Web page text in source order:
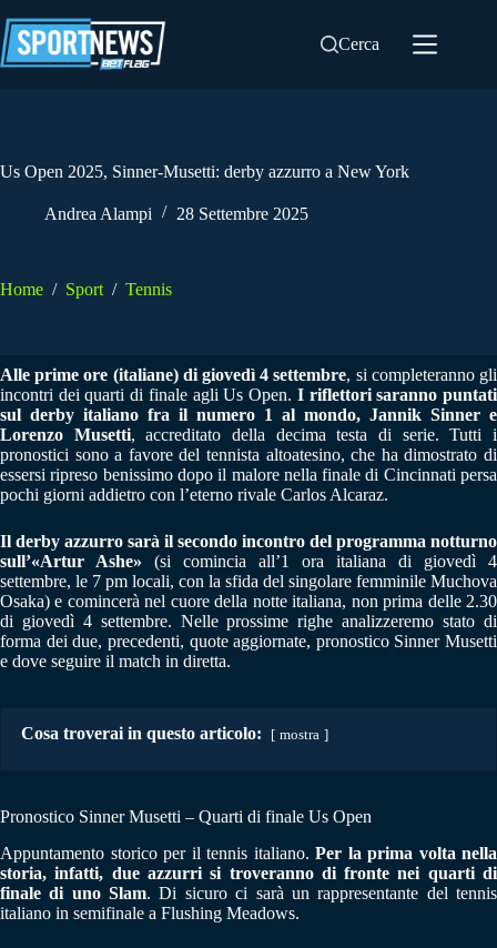
al
contenuto
Cerca
Us Open 2025, Sinner-Musetti: derby azzurro a New York
Andrea Alampi 28 Settembre 2025
Home / Sport / Tennis
Alle prime ore (italiane) di giovedì 4 settembre, si completeranno gli
incontri dei quarti di finale agli Us Open. I riflettori saranno puntati
sul derby italiano fra il numero 1 al mondo, Jannik Sinner e
Lorenzo Musetti, accreditato della decima testa di serie. Tutti i
pronostici sono a favore del tennista altoatesino, che ha dimostrato di
essersi ripreso benissimo dopo il malore nella finale di Cincinnati persa
pochi giorni addietro con l’eterno rivale Carlos Alcaraz.
Il derby azzurro sarà il secondo incontro del programma notturno
sull’«Artur Ashe» (si comincia all’1 ora italiana di giovedì 4
settembre, le 7 pm locali, con la sfida del singolare femminile Muchova
Osaka) e comincerà nel cuore della notte italiana, non prima delle 2.30
di giovedì 4 settembre. Nelle prossime righe analizzeremo stato di
forma dei due, precedenti, quote aggiornate, pronostico Sinner Musetti
e dove seguire il match in diretta.
Cosa troverai in questo articolo: mostra
Pronostico Sinner Musetti – Quarti di finale Us Open
Appuntamento storico per il tennis italiano. Per la prima volta nella
storia, infatti, due azzurri si troveranno di fronte nei quarti di
finale di uno Slam. Di sicuro ci sarà un rappresentante del tennis
italiano in semifinale a Flushing Meadows.